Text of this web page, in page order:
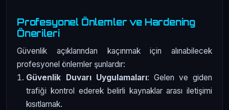
Profesyonel Önlemler ve Hardening
Önerileri
Güvenlik açıklarından kaçınmak için alınabilecek
profesyonel önlemler şunlardır:
Güvenlik Duvarı Uygulamaları: Gelen ve giden
trafiği kontrol ederek belirli kaynaklar arası iletişimi
kısıtlamak.